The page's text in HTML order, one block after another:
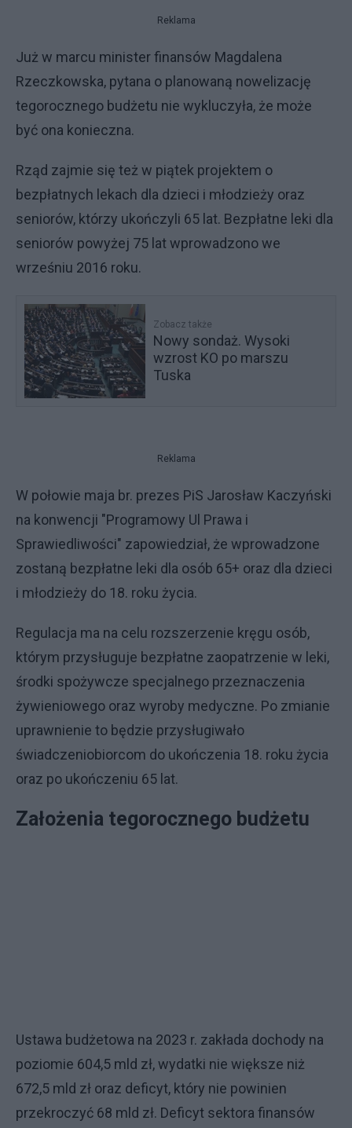
Reklama
Już w marcu minister finansów Magdalena
Rzeczkowska, pytana o planowaną nowelizację
tegorocznego budżetu nie wykluczyła, że może
być ona konieczna.
Rząd zajmie się też w piątek projektem o
bezpłatnych lekach dla dzieci i młodzieży oraz
seniorów, którzy ukończyli 65 lat. Bezpłatne leki dla
seniorów powyżej 75 lat wprowadzono we
wrześniu 2016 roku.
Zobacz także
Nowy sondaż. Wysoki
wzrost KO po marszu
Tuska
Reklama
W połowie maja br. prezes PiS Jarosław Kaczyński
na konwencji "Programowy Ul Prawa i
Sprawiedliwości" zapowiedział, że wprowadzone
zostaną bezpłatne leki dla osób 65+ oraz dla dzieci
i młodzieży do 18. roku życia.
Regulacja ma na celu rozszerzenie kręgu osób,
którym przysługuje bezpłatne zaopatrzenie w leki,
środki spożywcze specjalnego przeznaczenia
żywieniowego oraz wyroby medyczne. Po zmianie
uprawnienie to będzie przysługiwało
świadczeniobiorcom do ukończenia 18. roku życia
oraz po ukończeniu 65 lat.
Założenia tegorocznego budżetu
Ustawa budżetowa na 2023 r. zakłada dochody na
poziomie 604,5 mld zł, wydatki nie większe niż
672,5 mld zł oraz deficyt, który nie powinien
przekroczyć 68 mld zł. Deficyt sektora finansów